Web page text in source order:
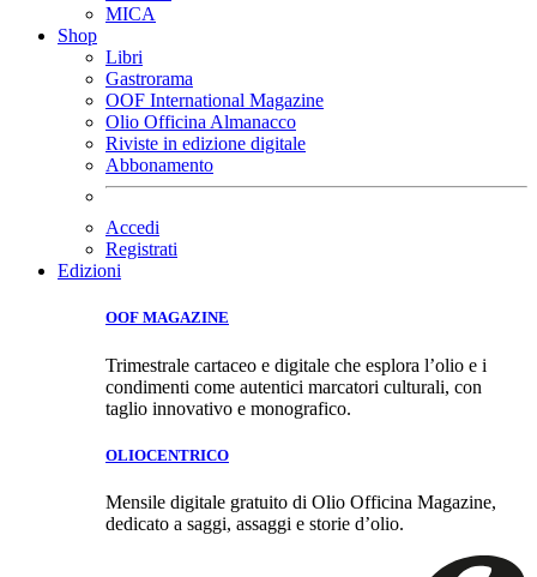
MICA
Shop
Libri
Gastrorama
OOF International Magazine
Olio Officina Almanacco
Riviste in edizione digitale
Abbonamento
Accedi
Registrati
Edizioni
OOF MAGAZINE
Trimestrale cartaceo e digitale che esplora l’olio e i
condimenti come autentici marcatori culturali, con
taglio innovativo e monografico.
OLIOCENTRICO
Mensile digitale gratuito di Olio Officina Magazine,
dedicato a saggi, assaggi e storie d’olio.